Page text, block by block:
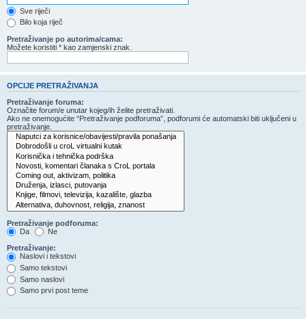
Sve riječi
Bilo koja riječ
Pretraživanje po autorima/cama:
Možete koristiti * kao zamjenski znak.
OPCIJE PRETRAŽIVANJA
Pretraživanje foruma:
Označite forum/e unutar kojeg/ih želite pretraživati.
Ako ne onemogućite “Pretraživanje podforuma”, podforumi će automatski biti uključeni u
pretraživanje.
Pretraživanje podforuma:
Da
Ne
Pretraživanje:
Naslovi i tekstovi
Samo tekstovi
Samo naslovi
Samo prvi post teme